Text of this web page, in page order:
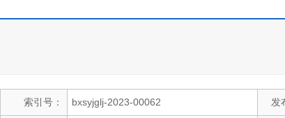
索引号： bxsyjglj-2023-00062 发